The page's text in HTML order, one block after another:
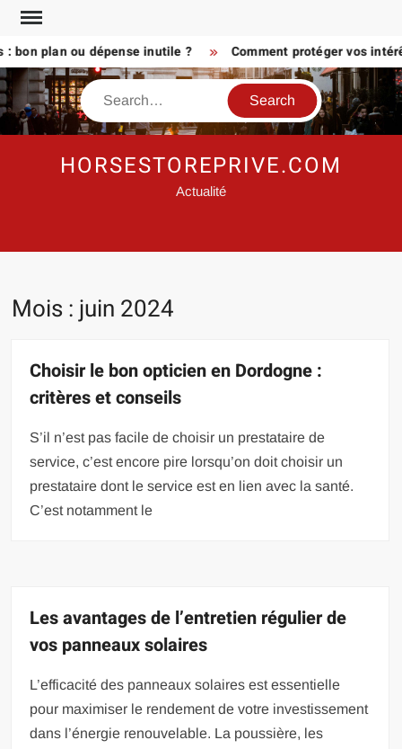
Skip
content
plan ou dépense inutile ? Comment protéger vos intérêts
Search
HORSESTOREPRIVE.COM
Actualité
Mois : juin 2024
Choisir le bon opticien en Dordogne :
critères et conseils
S’il n’est pas facile de choisir un prestataire de
service, c’est encore pire lorsqu’on doit choisir un
prestataire dont le service est en lien avec la santé.
C’est notamment le
Les avantages de l’entretien régulier de
vos panneaux solaires
L’efficacité des panneaux solaires est essentielle
pour maximiser le rendement de votre investissement
dans l’énergie renouvelable. La poussière, les